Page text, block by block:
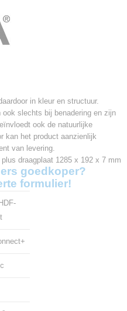
in kleur en structuur.
slechts bij benadering en zijn
ook de natuurlijke
kan het product aanzienlijk
van levering.
draagplaat 1285 x 192 x 7 mm
goedkoper?
formulier!